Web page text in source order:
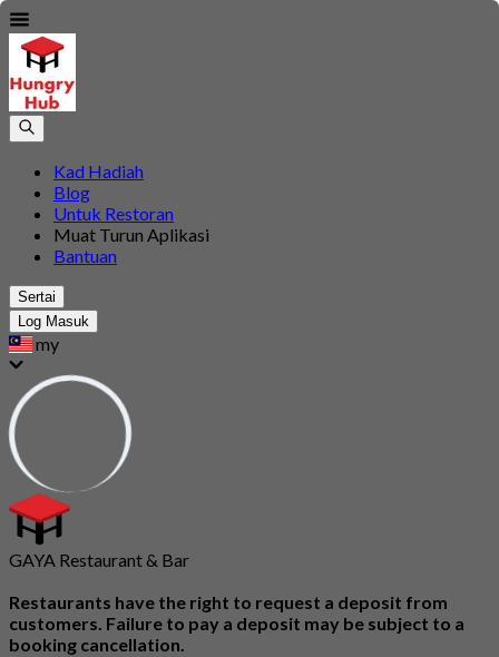
Kad Hadiah
Blog
Untuk Restoran
Muat Turun Aplikasi
Bantuan
Sertai
Log Masuk
my
GAYA Restaurant & Bar
Restaurants have the right to request a deposit from
customers. Failure to pay a deposit may be subject to a
booking cancellation.